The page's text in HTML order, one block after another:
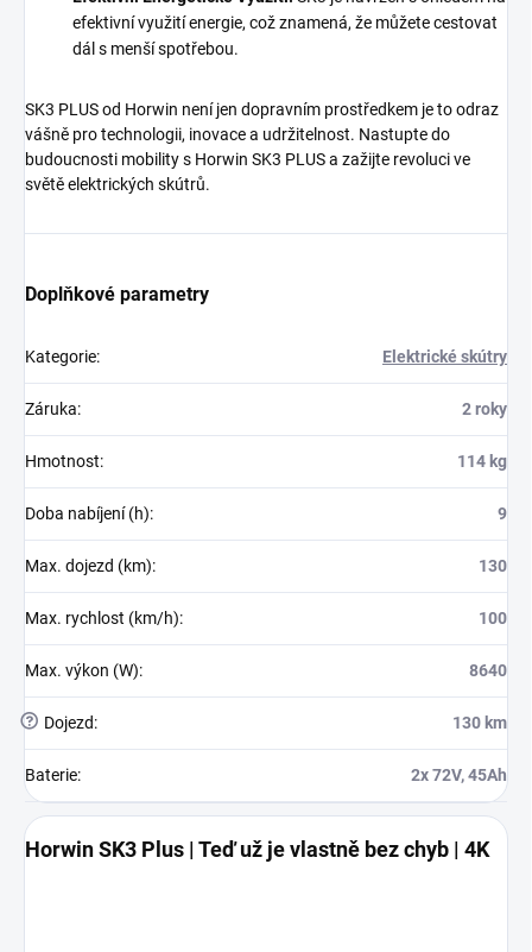
efektivní využití energie, což znamená, že můžete cestovat
dál s menší spotřebou.
SK3 PLUS od Horwin není jen dopravním prostředkem je to odraz
vášně pro technologii, inovace a udržitelnost. Nastupte do
budoucnosti mobility s Horwin SK3 PLUS a zažijte revoluci ve
světě elektrických skútrů.
Doplňkové parametry
Kategorie: Elektrické skútry
Záruka: 2 roky
Hmotnost: 114 kg
Doba nabíjení (h): 9
Max. dojezd (km): 130
Max. rychlost (km/h): 100
Max. výkon (W): 8640
? Dojezd: 130 km
Baterie: 2x 72V, 45Ah
Horwin SK3 Plus | Teď už je vlastně bez chyb | 4K